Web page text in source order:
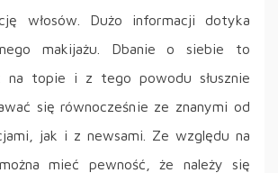
włosów. Dużo informacji dotyka
makijażu. Dbanie o siebie to
na topie i z tego powodu słusznie
się równocześnie ze znanymi od
jak i z newsami. Ze względu na
mieć pewność, że należy się